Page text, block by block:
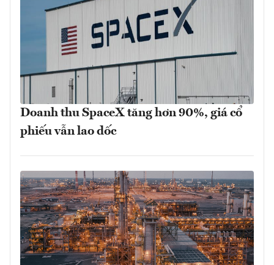
Doanh thu SpaceX tăng hơn 90%, giá cổ
phiếu vẫn lao dốc